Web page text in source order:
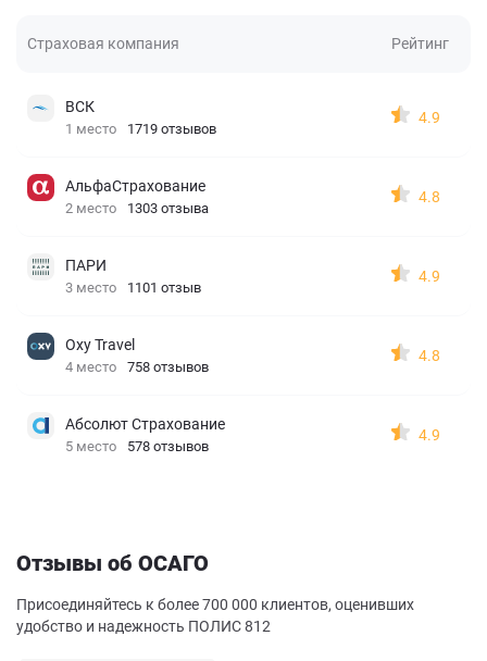
Страховая компания Рейтинг
ВСК
1 место 1719 отзывов
4.9
АльфаСтрахование
2 место 1303 отзыва
4.8
ПАРИ
3 место 1101 отзыв
4.9
Oxy Travel
4 место 758 отзывов
4.8
Абсолют Страхование
5 место 578 отзывов
4.9
Отзывы об ОСАГО
Присоединяйтесь к более 700 000 клиентов, оценивших
удобство и надежность ПОЛИС 812